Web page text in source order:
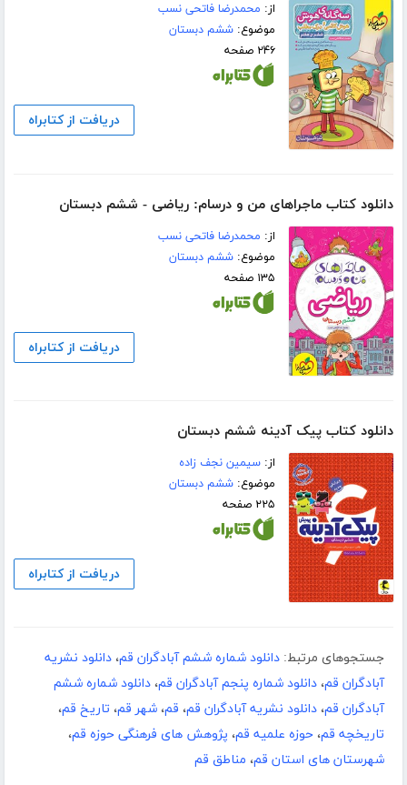
از: محمدرضا فاتحی نسب
موضوع:ششم دبستان
۲۴۶ صفحه
دریافت از کتابراه
دانلود کتاب ماجراهای من و درسام: ریاضی - ششم دبستان
از: محمدرضا فاتحی نسب
موضوع:ششم دبستان
۱۳۵ صفحه
دریافت از کتابراه
دانلود کتاب پیک آدینه ششم دبستان
از:سیمین نجف زاده
موضوع:ششم دبستان
۲۲۵ صفحه
دریافت از کتابراه
جستجوهای مرتبط: دانلود شماره ششم آبادگران قم، دانلود نشریه
آبادگران قم، دانلود شماره پنجم آبادگران قم، دانلود شماره ششم
آبادگران قم، دانلود نشریه آبادگران قم، قم، شهر قم، تاریخ قم،
تاریخچه قم، حوزه علمیه قم، پژوهش های فرهنگی حوزه قم،
شهرستان های استان قم، مناطق قم